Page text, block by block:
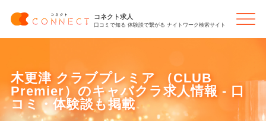
コネクト求人
口コミで知る 体験談で繋がる ナイトワーク検索サイト
木更津 クラブプレミア （CLUB
Premier）のキャバクラ求人情報 - 口
コミ・体験談も掲載